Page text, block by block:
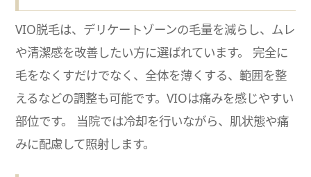
VIO脱毛は、デリケートゾーンの毛量を減らし、ムレ
や清潔感を改善したい方に選ばれています。 完全に
毛をなくすだけでなく、全体を薄くする、範囲を整
えるなどの調整も可能です。VIOは痛みを感じやすい
部位です。 当院では冷却を行いながら、肌状態や痛
みに配慮して照射します。